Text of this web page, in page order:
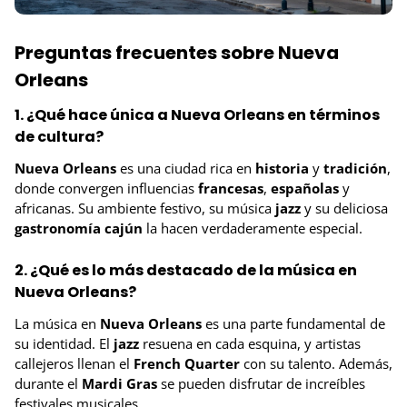
Preguntas frecuentes sobre Nueva
Orleans
1. ¿Qué hace única a Nueva Orleans en términos
de cultura?
Nueva Orleans es una ciudad rica en historia y tradición,
donde convergen influencias francesas, españolas y
africanas. Su ambiente festivo, su música jazz y su deliciosa
gastronomía cajún la hacen verdaderamente especial.
2. ¿Qué es lo más destacado de la música en
Nueva Orleans?
La música en Nueva Orleans es una parte fundamental de
su identidad. El jazz resuena en cada esquina, y artistas
callejeros llenan el French Quarter con su talento. Además,
durante el Mardi Gras se pueden disfrutar de increíbles
festivales musicales.